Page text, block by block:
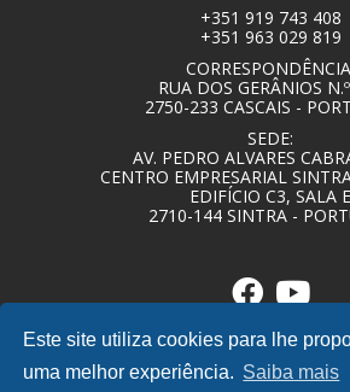
Este site utiliza cookies para lhe
uma melhor experiência. Saiba mais
+351 919 743 408
+351 963 029 819
RUA DOS GERÂNIOS
2750-233 CASCAIS -
SEDE:
AV. PEDRO ALVARES
CENTRO EMPRESARIAL
EDIFÍCIO C3, SALA E
2710-144 SINTRA -